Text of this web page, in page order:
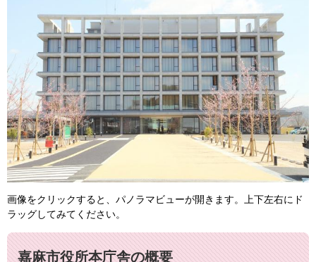
画像をクリックすると、パノラマビューが開きます。上下左右にド
ラッグしてみてください。
嘉麻市役所本庁舎の概要